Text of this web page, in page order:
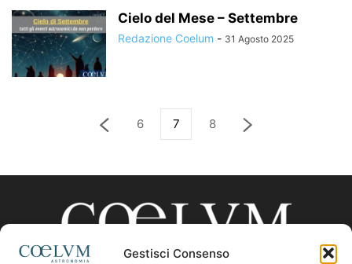
Gestisci Consenso
Cielo del Mese – Settembre
Redazione Coelum - 31 Agosto 2025
6 7 8